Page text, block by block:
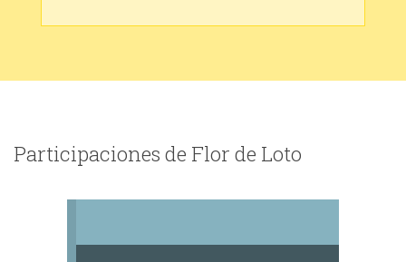
Participaciones de Flor de Loto